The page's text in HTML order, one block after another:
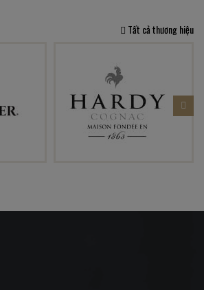
Tất cả thương hiệu